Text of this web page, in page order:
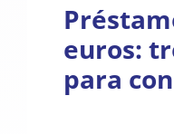
euros:
para